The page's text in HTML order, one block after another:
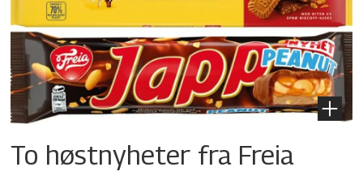
To høstnyheter fra Freia